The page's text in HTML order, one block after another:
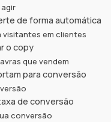
de forma automática
visitantes em clientes
o copy
que vendem
para conversão
de conversão
conversão